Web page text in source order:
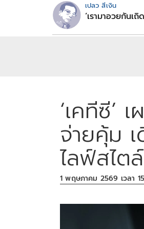
เปลว สีเงิน
‘เรามาอวยกันเถิ
‘เคทีซี’
จ่ายคุ้ม
ไลฟ์สไตล์
1 พฤษภาคม 2569 เวลา